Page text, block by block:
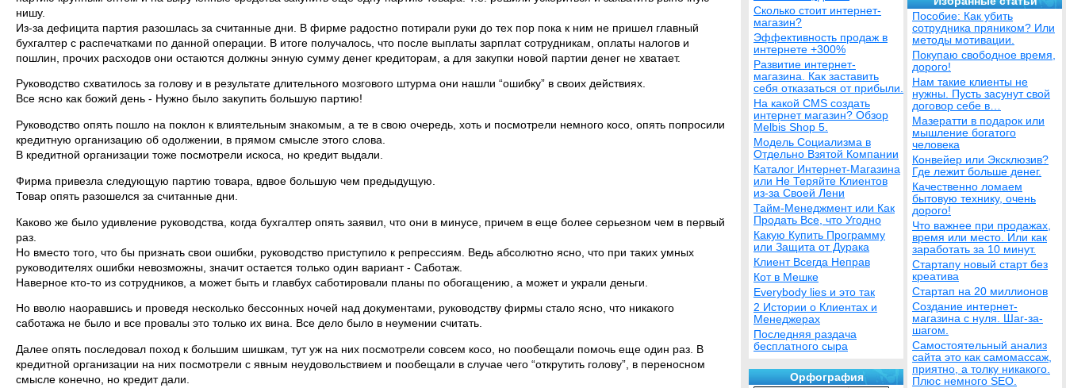
нишу.
Из-за дефицита партия разошлась за считанные дни. В фирме радостно потирали руки до тех пор пока к ним не пришел главный
бухгалтер с распечатками по данной операции. В итоге получалось, что после выплаты зарплат сотрудникам, оплаты налогов и
пошлин, прочих расходов они остаются должны энную сумму денег кредиторам, а для закупки новой партии денег не хватает.
Руководство схватилось за голову и в результате длительного мозгового штурма они нашли “ошибку” в своих действиях.
Все ясно как божий день - Нужно было закупить большую партию!
Руководство опять пошло на поклон к влиятельным знакомым, а те в свою очередь, хоть и посмотрели немного косо, опять попросили
кредитную организацию об одолжении, в прямом смысле этого слова.
В кредитной организации тоже посмотрели искоса, но кредит выдали.
Фирма привезла следующую партию товара, вдвое большую чем предыдущую.
Товар опять разошелся за считанные дни.
Каково же было удивление руководства, когда бухгалтер опять заявил, что они в минусе, причем в еще более серьезном чем в первый
раз.
Но вместо того, что бы признать свои ошибки, руководство приступило к репрессиям. Ведь абсолютно ясно, что при таких умных
руководителях ошибки невозможны, значит остается только один вариант - Саботаж.
Наверное кто-то из сотрудников, а может быть и главбух саботировали планы по обогащению, а может и украли деньги.
Но вволю наоравшись и проведя несколько бессонных ночей над документами, руководству фирмы стало ясно, что никакого
саботажа не было и все провалы это только их вина. Все дело было в неумении считать.
Далее опять последовал поход к большим шишкам, тут уж на них посмотрели совсем косо, но пообещали помочь еще один раз. В
кредитной организации на них посмотрели с явным неудовольствием и пообещали в случае чего “открутить голову”, в переносном
смысле конечно, но кредит дали.
Пособие: Как убить
сотрудника пряником? Или
методы мотивации.
Покупаю свободное время,
дорого!
Нам такие клиенты не
нужны. Пусть засунут свой
договор себе в…
Мазератти в подарок или
мышление богатого
человека
Конвейер или Эксклюзив?
Где лежит больше денег.
Качественно ломаем
бытовую технику, очень
дорого!
Что важнее при продажах,
время или место. Или как
заработать за 10 минут.
Стартапу новый старт без
креатива
Стартап на 20 миллионов
Создание интернет-
магазина с нуля. Шаг-за-
шагом.
Самостоятельный анализ
сайта это как самомассаж,
приятно, а толку никакого.
Плюс немного SEO.
Сколько стоит интернет-
магазин?
Эффективность продаж в
интернете +300%
Развитие интернет-
магазина. Как заставить
себя отказаться от прибыли.
На какой CMS создать
интернет магазин? Обзор
Melbis Shop 5.
Модель Социализма в
Отдельно Взятой Компании
Каталог Интернет-Магазина
или Не Теряйте Клиентов
из-за Своей Лени
Тайм-Менеджмент или Как
Продать Все, что Угодно
Какую Купить Программу
или Защита от Дурака
Клиент Всегда Неправ
Кот в Мешке
Everybody lies и это так
2 Истории о Клиентах и
Менеджерах
Последняя раздача
бесплатного сыра
Орфография